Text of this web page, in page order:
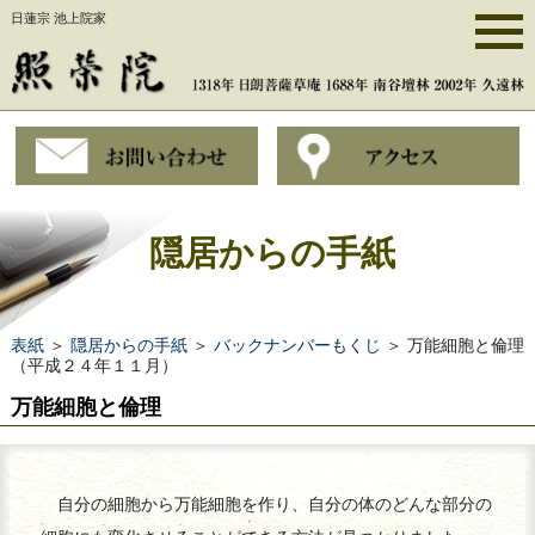
日蓮宗 池上院家
隠居からの手紙
表紙＞ 隠居からの手紙＞ バックナンバーもくじ ＞ 万能細胞と倫理
（平成２４年１１月）
万能細胞と倫理
自分の細胞から万能細胞を作り、自分の体のどんな部分の